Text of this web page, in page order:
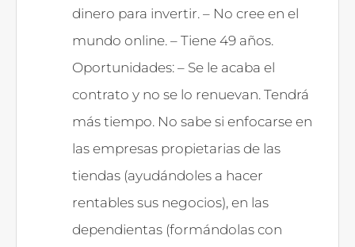
dinero para invertir. – No cree en el
mundo online. – Tiene 49 años.
Oportunidades: – Se le acaba el
contrato y no se lo renuevan. Tendrá
más tiempo. No sabe si enfocarse en
las empresas propietarias de las
tiendas (ayudándoles a hacer
rentables sus negocios), en las
dependientas (formándolas con